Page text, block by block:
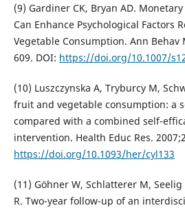
(9) Gardiner CK, Bryan AD.
Can Enhance Psychological Factors
Vegetable Consumption. Ann Behav
609. DOI: https://doi.org/10.1007/
(10) Luszczynska A, Tryburcy M,
fruit and vegetable consumption: a
compared with a combined self-
intervention. Health Educ Res.
https://doi.org/10.1093/her/cyl133
(11) Göhner W, Schlatterer M, Seelig
R. Two-year follow-up of an